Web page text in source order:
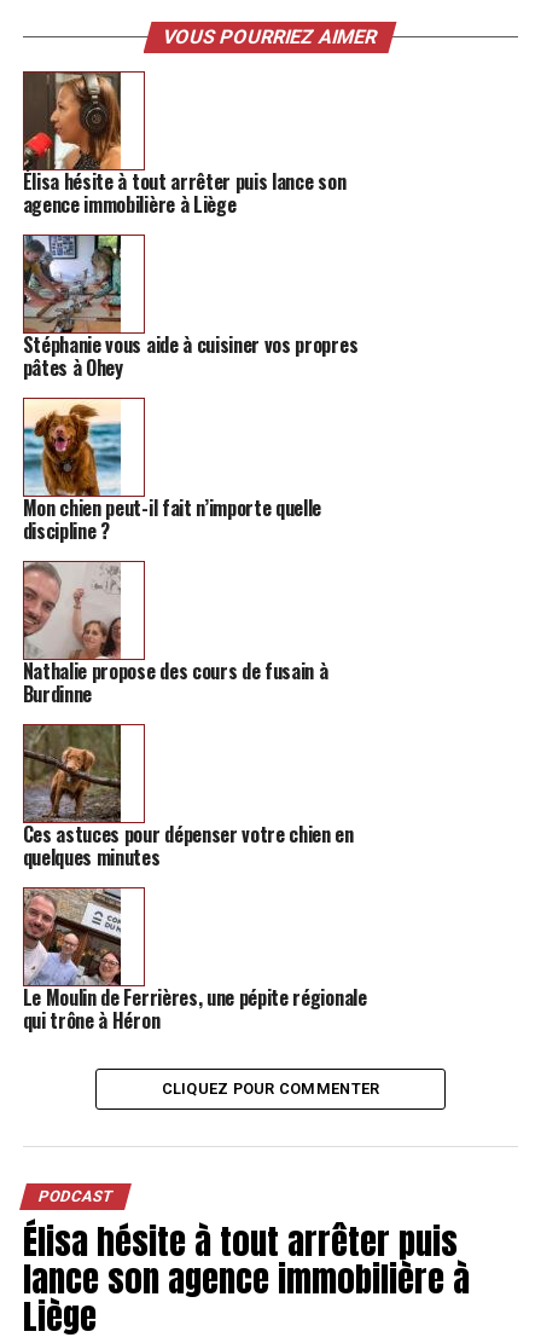
Hé Cocotte, une superbe boutique de créateurs à
Jodoigne
VOUS POURRIEZ AIMER
Élisa hésite à tout arrêter puis lance son
agence immobilière à Liège
Stéphanie vous aide à cuisiner vos propres
pâtes à Ohey
Mon chien peut-il fait n’importe quelle
discipline ?
Nathalie propose des cours de fusain à
Burdinne
Ces astuces pour dépenser votre chien en
quelques minutes
Le Moulin de Ferrières, une pépite régionale
qui trône à Héron
CLIQUEZ POUR COMMENTER
PODCAST
Élisa hésite à tout arrêter puis
lance son agence immobilière à
Liège